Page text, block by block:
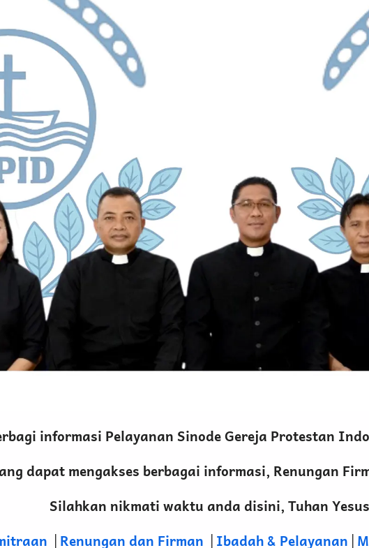
informasi Pelayanan Sinode Gereja Protestan
dapat mengakses berbagai informasi, Renungan
Silahkan nikmati waktu anda disini, Tuhan
│Renungan dan Firman │Ibadah & Pelayanan │